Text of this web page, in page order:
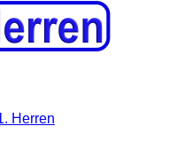
Herren